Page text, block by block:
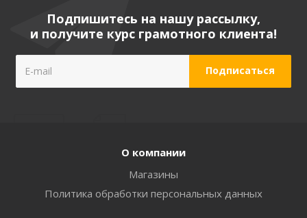
Подпишитесь на нашу рассылку,
и получите курс грамотного клиента!
О компании
Магазины
Политика обработки персональных данных